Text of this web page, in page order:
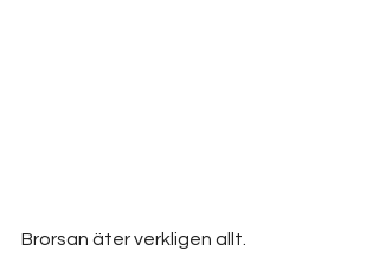
Brorsan äter verkligen allt.